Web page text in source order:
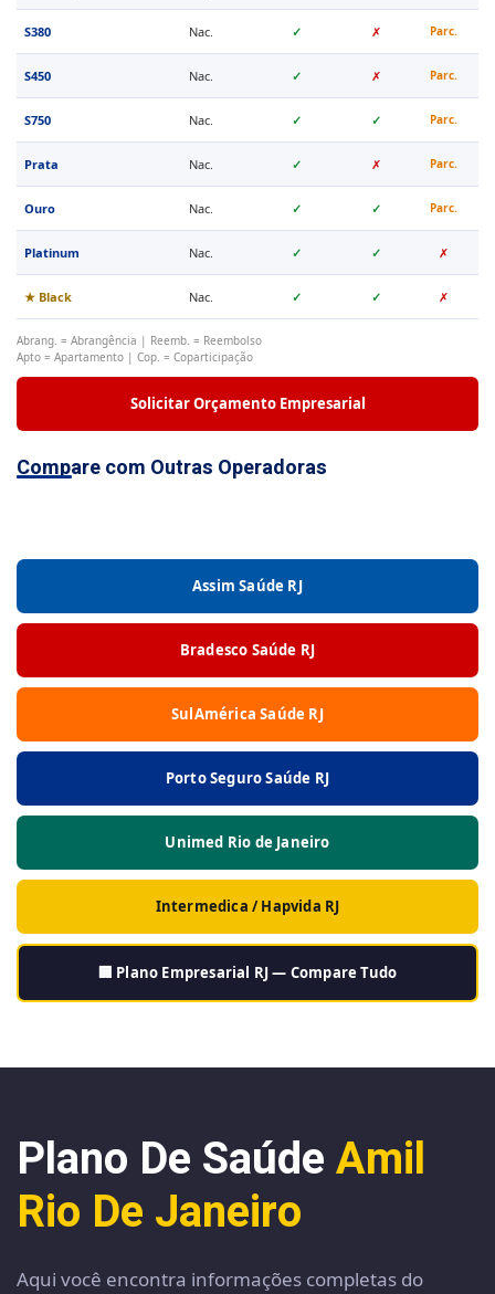
S380 Nac. ✓ ✗ Parc.
S450 Nac. ✓ ✗ Parc.
S750 Nac. ✓ ✓ Parc.
Prata Nac. ✓ ✗ Parc.
Ouro Nac. ✓ ✓ Parc.
Platinum Nac. ✓ ✓ ✗
★ Black Nac. ✓ ✓ ✗
Abrang. = Abrangência | Reemb. = Reembolso
Apto = Apartamento | Cop. = Coparticipação
Solicitar Orçamento Empresarial
Compare com Outras Operadoras
Assim Saúde RJ
Bradesco Saúde RJ
SulAmérica Saúde RJ
Porto Seguro Saúde RJ
Unimed Rio de Janeiro
Intermedica / Hapvida RJ
🏢 Plano Empresarial RJ — Compare Tudo
Plano De SaúdeAmil
Rio De Janeiro
Aqui você encontra informações completas do